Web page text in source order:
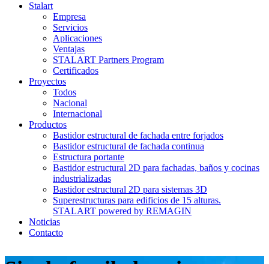
Stalart
Empresa
Servicios
Aplicaciones
Ventajas
STALART Partners Program
Certificados
Proyectos
Todos
Nacional
Internacional
Productos
Bastidor estructural de fachada entre forjados
Bastidor estructural de fachada continua
Estructura portante
Bastidor estructural 2D para fachadas, baños y cocinas
industrializadas
Bastidor estructural 2D para sistemas 3D
Superestructuras para edificios de 15 alturas.
STALART powered by REMAGIN
Noticias
Contacto